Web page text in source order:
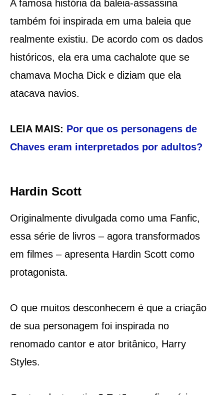
A famosa história da baleia-assassina
também foi inspirada em uma baleia que
realmente existiu. De acordo com os dados
históricos, ela era uma cachalote que se
chamava Mocha Dick e diziam que ela
atacava navios.
LEIA MAIS: Por que os personagens de
Chaves eram interpretados por adultos?
Hardin Scott
Originalmente divulgada como uma Fanfic,
essa série de livros – agora transformados
em filmes – apresenta Hardin Scott como
protagonista.
O que muitos desconhecem é que a criação
de sua personagem foi inspirada no
renomado cantor e ator britânico, Harry
Styles.